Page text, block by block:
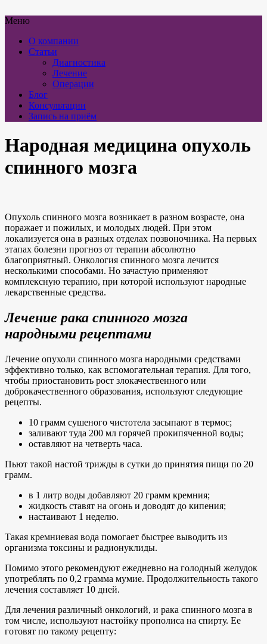
Меню
О компании
Статьи
Диагностика
Лечение
Операции
Блог
Консультации
Запись на приём
Народная медицина опухоль
спинного мозга
Опухоль спинного мозга возникает в разном возрасте, она
поражает и пожилых, и молодых людей. При этом
локализуется она в разных отделах позвоночника. На первых
этапах болезни прогноз от терапии абсолютно
благоприятный. Онкология спинного мозга лечится
несколькими способами. Но зачастую применяют
комплексную терапию, при которой используют народные
лекарственные средства.
Лечение рака спинного мозга
народными рецептами
Лечение опухоли спинного мозга народными средствами
эффективно только, как вспомогательная терапия. Для того,
чтобы приостановить рост злокачественного или
доброкачественного образования, используют следующие
рецепты.
10 грамм сушеного чистотела засыпают в термос;
заливают туда 200 мл горячей прокипяченной воды;
оставляют на четверть часа.
Пьют такой настой трижды в сутки до принятия пищи по 20
грамм.
в 1 литр воды добавляют 20 грамм кремния;
жидкость ставят на огонь и доводят до кипения;
настаивают 1 неделю.
Такая кремниевая вода помогает быстрее выводить из
организма токсины и радионуклиды.
Помимо этого рекомендуют ежедневно на голодный желудок
употреблять по 0,2 грамма мумие. Продолжительность такого
лечения составляет 10 дней.
Для лечения различный онкологий, и рака спинного мозга в
том числе, используют настойку прополиса на спирту. Ее
готовят по такому рецепту: